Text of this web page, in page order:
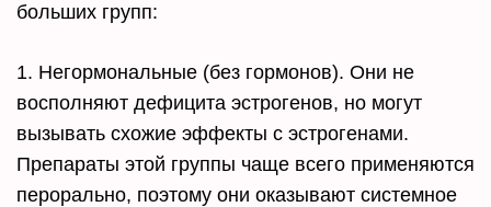
больших групп:
1. Негормональные (без гормонов). Они не
восполняют дефицита эстрогенов, но могут
вызывать схожие эффекты с эстрогенами.
Препараты этой группы чаще всего применяются
перорально, поэтому они оказывают системное